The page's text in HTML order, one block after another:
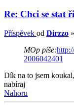
Re: Chci se stat
Příspěvek od Dirzzo »
MOp píše:
2006042401
Dík na to jsem
nabíraj
Nahoru